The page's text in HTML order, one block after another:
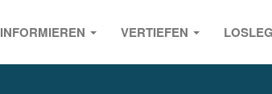
INFORMIEREN VERTIEFEN